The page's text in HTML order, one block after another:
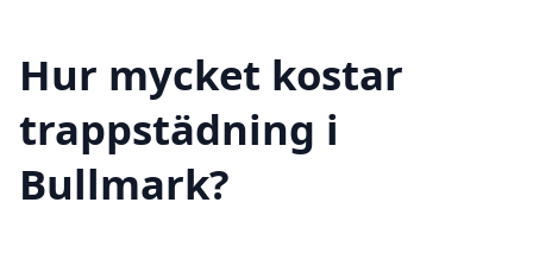
Hur mycket kostar
trappstädning i
Bullmark?